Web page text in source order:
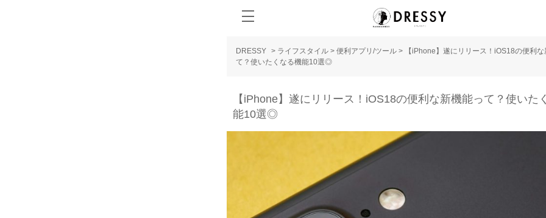
DRESSY > ライフスタイル > 便利アプリ/ツール >
【iPhone】遂にリリース！iOS18の便利な
て？使いたくなる機能10選◎
【iPhone】遂にリリース！iOS18の便利な新機能って？使いた
能10選◎